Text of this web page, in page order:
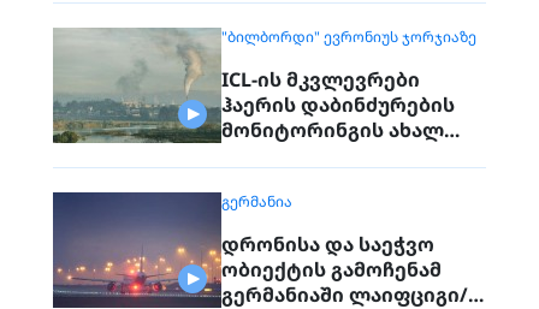
"ᲑᲘᲚᲑᲝᲠᲓᲘ" ᲔᲕᲠᲝᲜᲘᲣᲡ ᲯᲝᲠᲯᲘᲐᲖᲔ
ICL-ის მკვლევრები
ჰაერის დაბინძურების
მონიტორინგის ახალ
ᲒᲔᲠᲛᲐᲜᲘᲐ
დრონისა და საეჭვო
ობიექტის გამოჩენამ
გერმანიაში ლაიფციგი/